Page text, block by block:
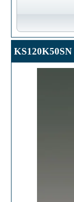
KS120K50SN